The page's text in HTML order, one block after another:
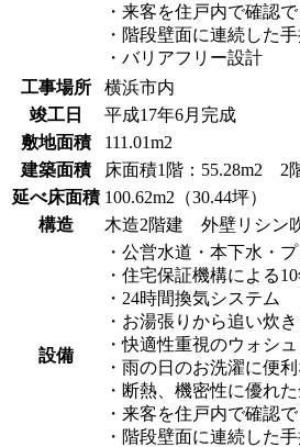
・来客を住戸内で確認
・階段壁面に連続した
・バリアフリー設計
工事場所
横浜市内
竣工日
平成17年6月完成
敷地面積
111.01m2
建築面積
床面積1階：55.28m2 2
延べ床面積 100.62m2（30.44坪）
構造
木造2階建 外壁リシン
設備
・公営水道・本下水・
・住宅保証機構による
・24時間換気システム
・お湯張りから追い炊
・快適性重視のウォシ
・雨の日のお洗濯に便
・断熱、機密性に優れ
・来客を住戸内で確認
・階段壁面に連続した